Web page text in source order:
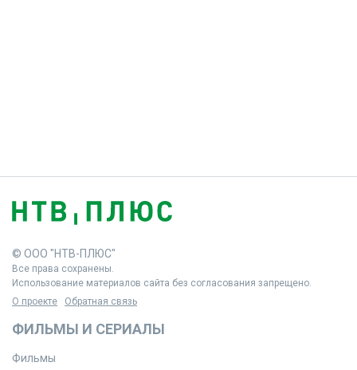
© ООО "НТВ-ПЛЮС"
Все права сохранены.
Использование материалов сайта без согласования запрещено.
О проекте
Обратная связь
ФИЛЬМЫ И СЕРИАЛЫ
Фильмы